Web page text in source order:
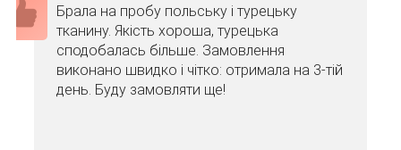
Брала на пробу польську і турецьку
тканину. Якість хороша, турецька
сподобалась більше. Замовлення
виконано швидко і чітко: отримала на 3-тій
день. Буду замовляти ще!